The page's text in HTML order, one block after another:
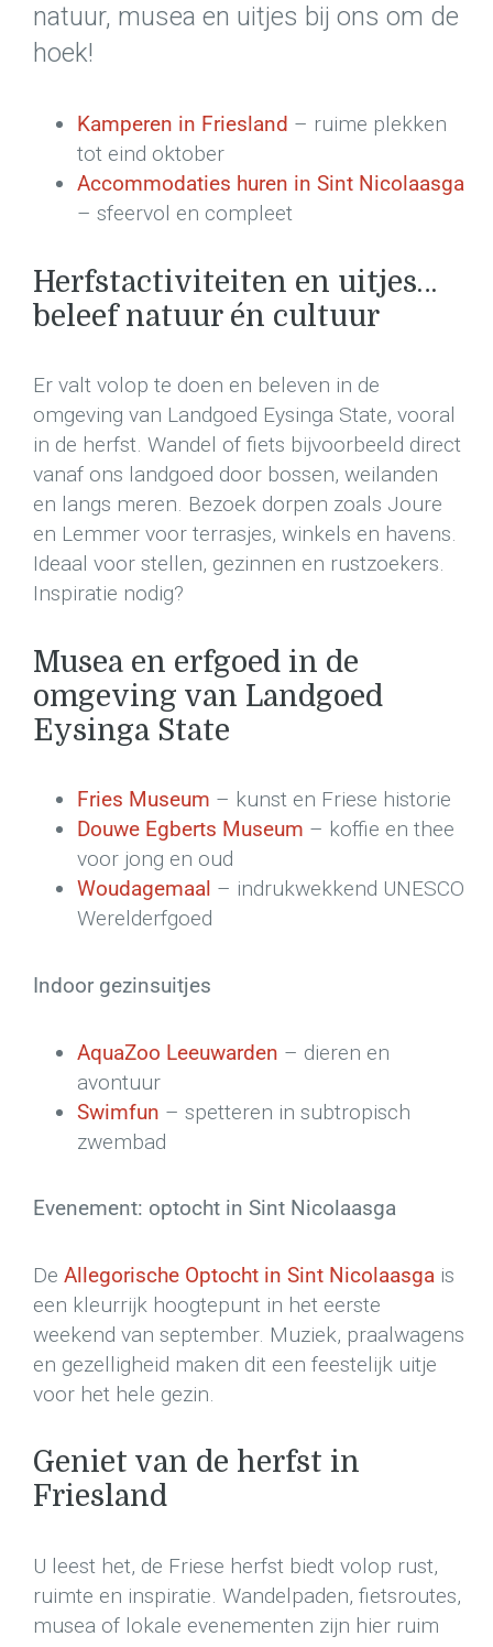
natuur, musea en uitjes bij ons om de
hoek!
Kamperen in Friesland – ruime plekken
tot eind oktober
Accommodaties huren in Sint Nicolaasga
– sfeervol en compleet
Herfstactiviteiten en uitjes…
beleef natuur én cultuur
Er valt volop te doen en beleven in de
omgeving van Landgoed Eysinga State, vooral
in de herfst. Wandel of fiets bijvoorbeeld direct
vanaf ons landgoed door bossen, weilanden
en langs meren. Bezoek dorpen zoals Joure
en Lemmer voor terrasjes, winkels en havens.
Ideaal voor stellen, gezinnen en rustzoekers.
Inspiratie nodig?
Musea en erfgoed in de
omgeving van Landgoed
Eysinga State
Fries Museum – kunst en Friese historie
Douwe Egberts Museum – koffie en thee
voor jong en oud
Woudagemaal – indrukwekkend UNESCO
Werelderfgoed
Indoor gezinsuitjes
AquaZoo Leeuwarden – dieren en
avontuur
Swimfun – spetteren in subtropisch
zwembad
Evenement: optocht in Sint Nicolaasga
De Allegorische Optocht in Sint Nicolaasga is
een kleurrijk hoogtepunt in het eerste
weekend van september. Muziek, praalwagens
en gezelligheid maken dit een feestelijk uitje
voor het hele gezin.
Geniet van de herfst in
Friesland
U leest het, de Friese herfst biedt volop rust,
ruimte en inspiratie. Wandelpaden, fietsroutes,
musea of lokale evenementen zijn hier ruim